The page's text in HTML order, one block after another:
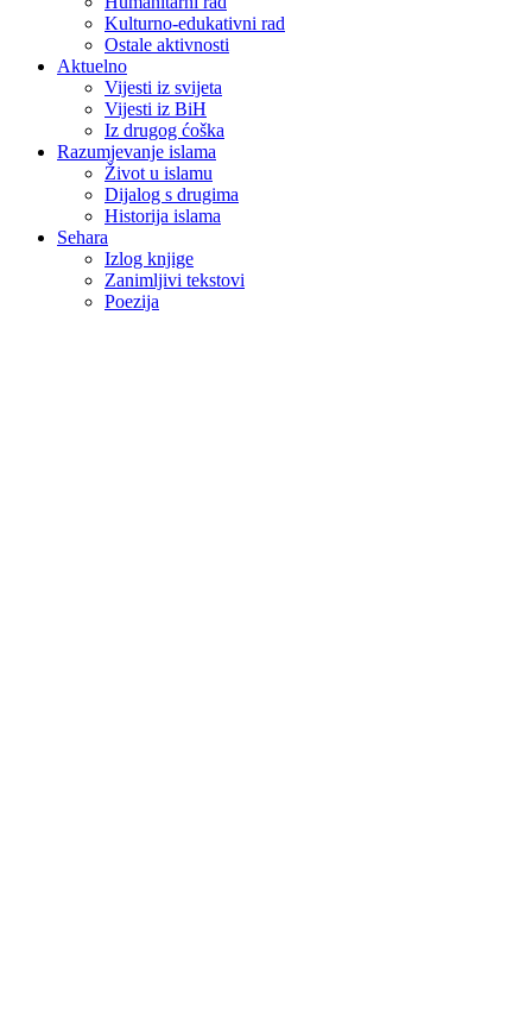
Kulturno-edukativni rad
Ostale aktivnosti
Aktuelno
Vijesti iz svijeta
Vijesti iz BiH
Iz drugog ćoška
Razumjevanje islama
Život u islamu
Dijalog s drugima
Historija islama
Sehara
Izlog knjige
Zanimljivi tekstovi
Poezija